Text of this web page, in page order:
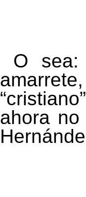
O sea:
ahora no